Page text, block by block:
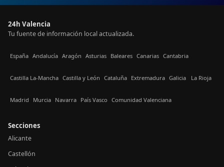
24h Valencia
Tu fuente de información local actualizada.
España Andalucía Aragón Asturias Baleares Canarias Cantabria
Castilla La-Mancha Castilla y León Cataluña Extremadura Galicia La Rioja
Madrid Murcia Navarra País Vasco Comunidad Valenciana
Secciones
Alicante
Castellón